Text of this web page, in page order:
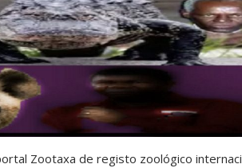
Zootaxa de registo zoológico